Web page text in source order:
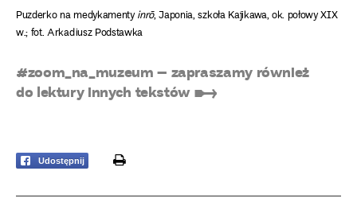
Puzderko na medykamentyinrō, Japonia, szkoła Kajikawa, ok. połowy XIX
w.; fot. Arkadiusz Podstawka
#zoom_na_muzeum – zapraszamy również
do lektury innych tekstów ➸
Udostępnij print